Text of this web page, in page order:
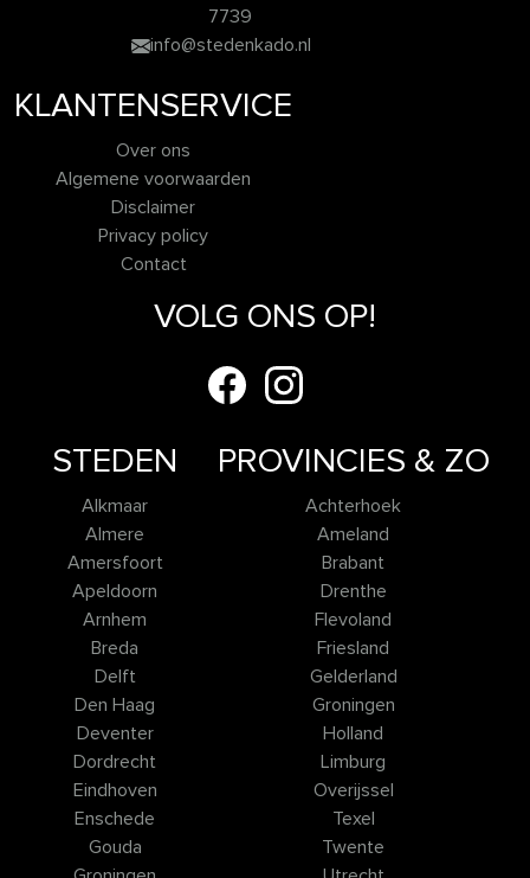
7739
info@stedenkado.nl
KLANTENSERVICE
Over ons
Algemene voorwaarden
Disclaimer
Privacy policy
Contact
STEDEN
Alkmaar
Almere
Amersfoort
Apeldoorn
Arnhem
Breda
Delft
Den Haag
Deventer
Dordrecht
Eindhoven
Enschede
Gouda
PROVINCIES & ZO
Achterhoek
Ameland
Brabant
Drenthe
Flevoland
Friesland
Gelderland
Groningen
Holland
Limburg
Overijssel
Texel
Twente
VOLG ONS OP!